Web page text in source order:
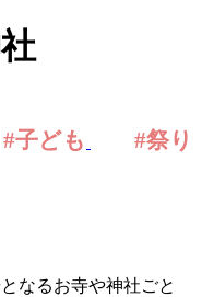
#子ども #祭り
なるお寺や神社ごと